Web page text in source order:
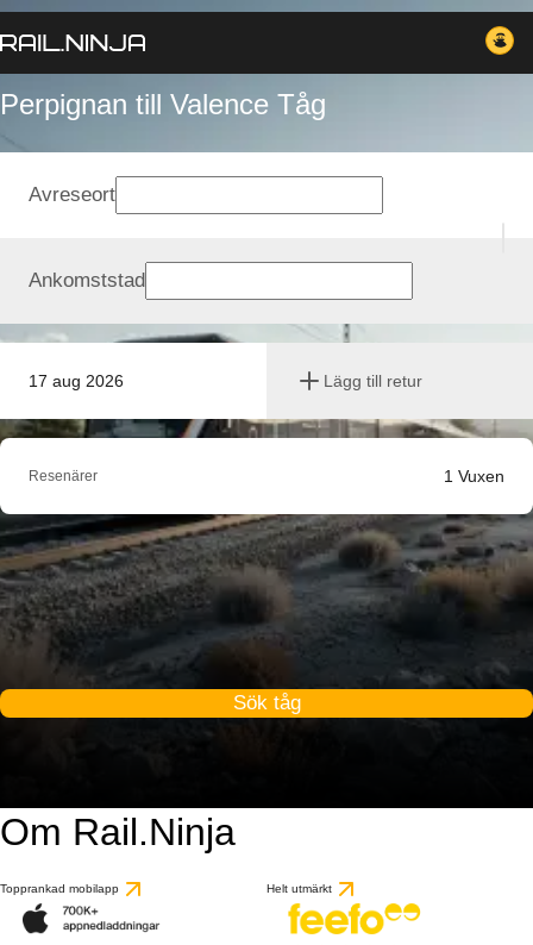
Perpignan till Valence Tåg
17 aug 2026 Lägg till retur
Avreseort
Ankomststad
Resenärer 1 Vuxen
Sök tåg
Om Rail.Ninja
Topprankad mobilapp Helt utmärkt